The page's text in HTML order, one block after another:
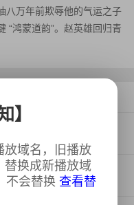
八万年前欺辱他的气运之子
“鸿蒙道韵”。赵英雄回归青
index.m3u8
index.m3u8
】
放域名，旧播放
替换成新播放域
不会替换 查看替